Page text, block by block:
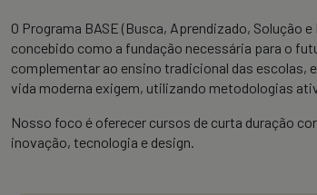
O Programa BASE (Busca, Aprendizado, Solução
concebido como a fundação necessária para o
complementar ao ensino tradicional das escolas,
vida moderna exigem, utilizando metodologias
Nosso foco é oferecer cursos de curta duração
inovação, tecnologia e design.